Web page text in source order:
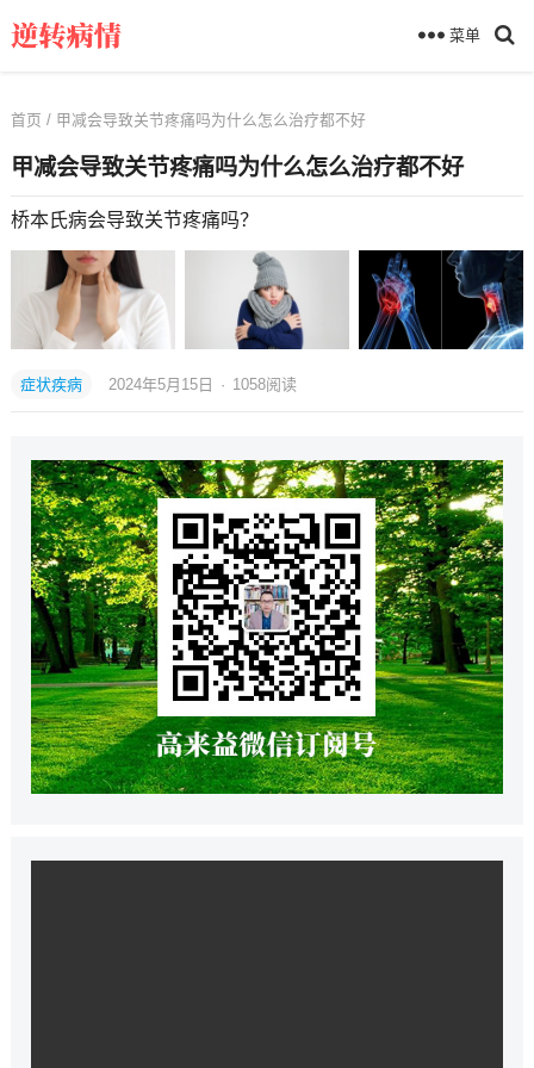
菜单
首页 / 甲减会导致关节疼痛吗为什么怎么治疗都不好
甲减会导致关节疼痛吗为什么怎么治疗都不好
桥本氏病会导致关节疼痛吗？
症状疾病 2024年5月15日 · 1058阅读